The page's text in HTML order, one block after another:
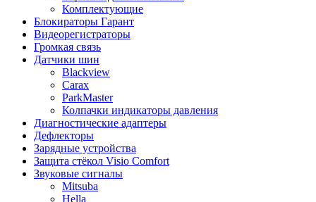
Комплектующие
Блокираторы Гарант
Видеорегистраторы
Громкая связь
Датчики шин
Blackview
Carax
ParkMaster
Колпачки индикаторы давления
Диагностические адаптеры
Дефлекторы
Зарядные устройства
Защита стёкол Visio Comfort
Звуковые сигналы
Mitsuba
Hella